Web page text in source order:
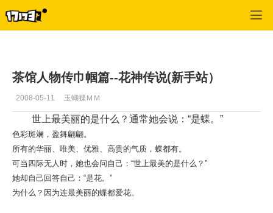
茶馆人物传巾帼篇--花神传说(新手站）
2008-05-11 玉蝴蝶ＭＭ
世上最美丽的是什么？通常她会说：“是蝶。”
色彩斑斓，盈舞翩翩。
所有的华丽、唯美、优雅、高贵的气质，蝶都有。
可当四际无人时，她也会问自己：“世上最美的是什么？”
她却自己回答自己：“是花。”
为什么？因为连最美丽的蝶都爱花。